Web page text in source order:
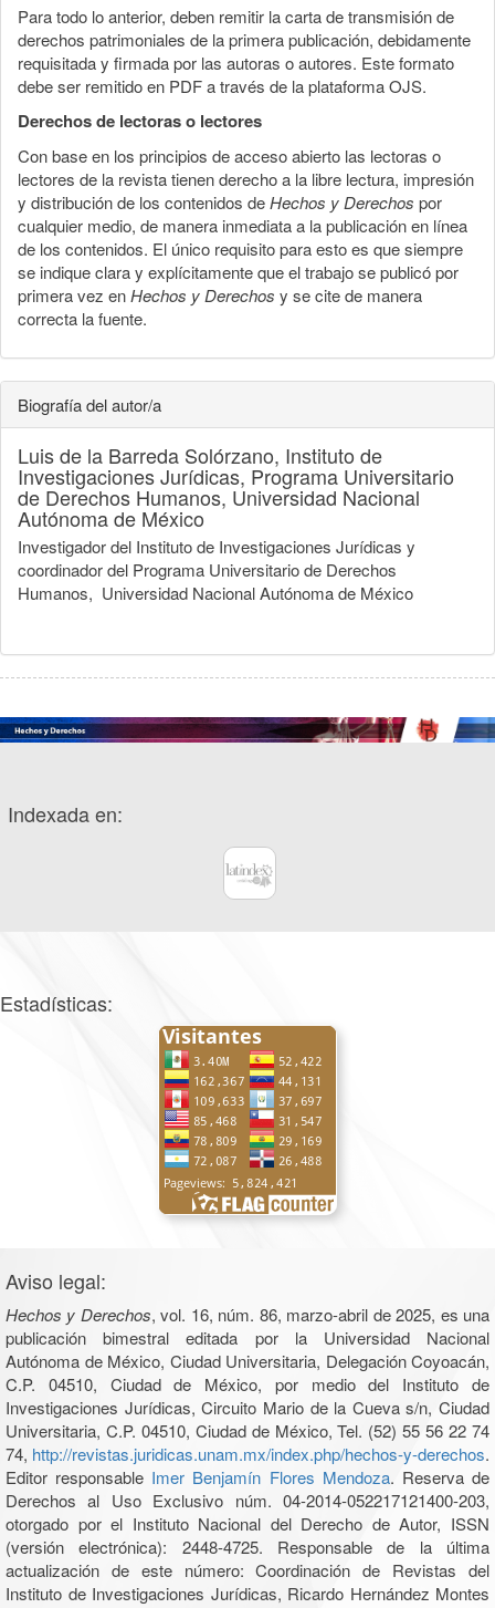
Para todo lo anterior, deben remitir la carta de transmisión de
derechos patrimoniales de la primera publicación, debidamente
requisitada y firmada por las autoras o autores. Este formato
debe ser remitido en PDF a través de la plataforma OJS.
Derechos de lectoras o lectores
Con base en los principios de acceso abierto las lectoras o
lectores de la revista tienen derecho a la libre lectura, impresión
y distribución de los contenidos deHechos y Derechos por
cualquier medio, de manera inmediata a la publicación en línea
de los contenidos. El único requisito para esto es que siempre
se indique clara y explícitamente que el trabajo se publicó por
primera vez enHechos y Derechos y se cite de manera
correcta la fuente.
Biografía del autor/a
Luis de la Barreda Solórzano, Instituto de
Investigaciones Jurídicas, Programa Universitario
de Derechos Humanos, Universidad Nacional
Autónoma de México
Investigador del Instituto de Investigaciones Jurídicas y
coordinador del Programa Universitario de Derechos
Humanos, Universidad Nacional Autónoma de México
Indexada en:
Estadísticas:
Aviso legal:
Hechos y Derechos, vol. 16, núm. 86, marzo-abril de 2025, es una
publicación bimestral editada por la Universidad Nacional
Autónoma de México, Ciudad Universitaria, Delegación Coyoacán,
C.P. 04510, Ciudad de México, por medio del Instituto de
Investigaciones Jurídicas, Circuito Mario de la Cueva s/n, Ciudad
Universitaria, C.P. 04510, Ciudad de México, Tel. (52) 55 56 22 74
74, http://revistas.juridicas.unam.mx/index.php/hechos-y-derechos.
Editor responsable Imer Benjamín Flores Mendoza. Reserva de
Derechos al Uso Exclusivo núm. 04-2014-052217121400-203,
otorgado por el Instituto Nacional del Derecho de Autor, ISSN
(versión electrónica): 2448-4725. Responsable de la última
actualización de este número: Coordinación de Revistas del
Instituto de Investigaciones Jurídicas, Ricardo Hernández Montes